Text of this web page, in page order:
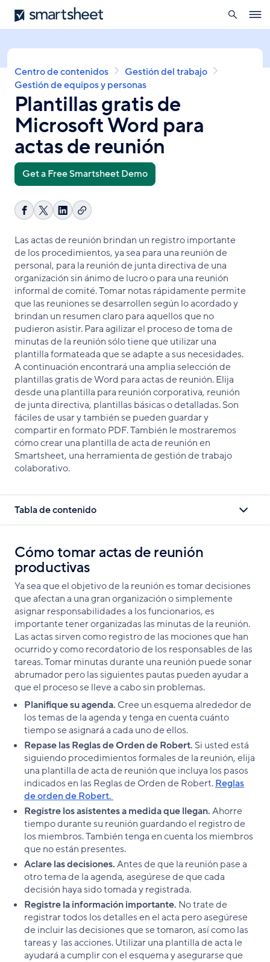
Pasar
al
principal
Smartsheet
búsqueda
Sobrescribir
enlaces
de
ayuda
a
navegación
Centro de contenidos
Gestión del trabajo
Gestión de equipos y personas
Plantillas gratis de
Microsoft Word para
actas de reunión
Get a Free Smartsheet Demo
Compartir
Facebook
Share
X
Compartir
LinkedIn
Copiar
Las actas de reunión brindan un registro importante
de los procedimientos, ya sea para una reunión de
personal, para la reunión de junta directiva de una
organización sin ánimo de lucro o para una reunión
informal de comité. Tomar notas rápidamente permite
que las reuniones se desarrollen según lo acordado y
brindan un resumen claro para aquellos que no
pudieron asistir. Para agilizar el proceso de toma de
minutas de la reunión sólo tiene que utilizar una
plantilla formateada que se adapte a sus necesidades.
A continuación encontrará una amplia selección de
plantillas gratis de Word para actas de reunión. Elija
desde una plantilla para reunión corporativa, reunión
de junta directiva, plantillas básicas o detalladas. Son
fáciles de usar y también se pueden guardar y
compartir en formato PDF. También le mostraremos
cómo crear una plantilla de acta de reunión en
Smartsheet, una herramienta de gestión de trabajo
colaborativo.
Tabla de contenido
Cómo tomar actas de reunión
productivas
Ya sea que el objetivo de la reunión es tomar decisiones
que afectan a una gran organización o simplemente
asignar responsabilidades a los funcionarios, es
importante tener organizadas las minutas de la reunión.
Las actas sirven como registro de las mociones que han
ocurrido y como recordatorio de los responsables de las
tareas. Tomar minutas durante una reunión puede sonar
abrumador pero las siguientes pautas pueden ayudar a
que el proceso se lleve a cabo sin problemas.
Planifique su agenda. Cree un esquema alrededor de
los temas de la agenda y tenga en cuenta cuánto
tiempo se asignará a cada uno de ellos.
Repase las Reglas de Orden de Robert. Si usted está
siguiendo procedimientos formales de la reunión, elija
una plantilla de acta de reunión que incluya los pasos
indicados en las Reglas de Orden de Robert.Reglas
de orden de Robert.
Registre los asistentes a medida que llegan.Ahorre
tiempo durante su reunión guardando el registro de
los miembros. También tenga en cuenta los miembros
que no están presentes.
Aclare las decisiones.Antes de que la reunión pase a
otro tema de la agenda, asegúrese de que cada
decisión haya sido tomada y registrada.
Registre la información importante. No trate de
registrar todos los detalles en el acta pero asegúrese
de incluir las decisiones que se tomaron, así como las
tareas y las acciones. Utilizar una plantilla de acta le
ayudará a cumplir con el esquema y asegurarse que